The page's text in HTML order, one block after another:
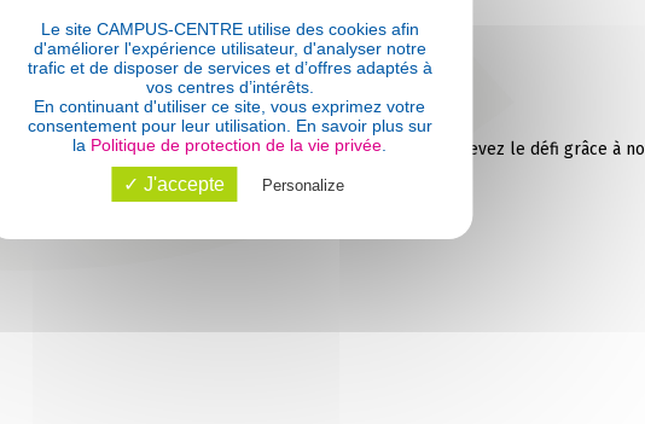
font preuve d’organisation et d’adaptabilité. Relevez le défi grâce à
Le site CAMPUS-CENTRE utilise des cookies afin
d'améliorer l'expérience utilisateur, d'analyser notre
trafic et de disposer de services et d’offres adaptés à
vos centres d’intérêts.
En continuant d'utiliser ce site, vous exprimez votre
consentement pour leur utilisation. En savoir plus sur
la Politique de protection de la vie privée
✓ J'accepte Personalize